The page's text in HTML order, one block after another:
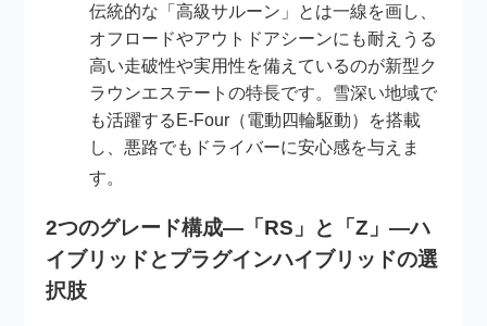
伝統的な「高級サルーン」とは一線を画し、
オフロードやアウトドアシーンにも耐えうる
高い走破性や実用性を備えているのが新型ク
ラウンエステートの特長です。雪深い地域で
も活躍するE-Four（電動四輪駆動）を搭載
し、悪路でもドライバーに安心感を与えま
す。
2つのグレード構成—「RS」と「Z」―ハ
イブリッドとプラグインハイブリッドの選
択肢